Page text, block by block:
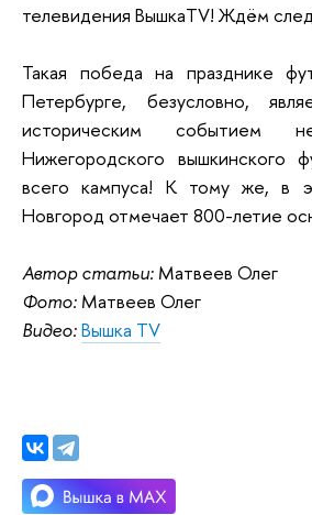
телевидения ВышкаTV! Ждём
Такая победа на празднике
Петербурге, безусловно,
историческим событием
Нижегородского вышкинского
всего кампуса! К тому же, в
Новгород отмечает 800-летие
Автор статьи: Матвеев Олег
Фото: Матвеев Олег
Видео:Вышка TV